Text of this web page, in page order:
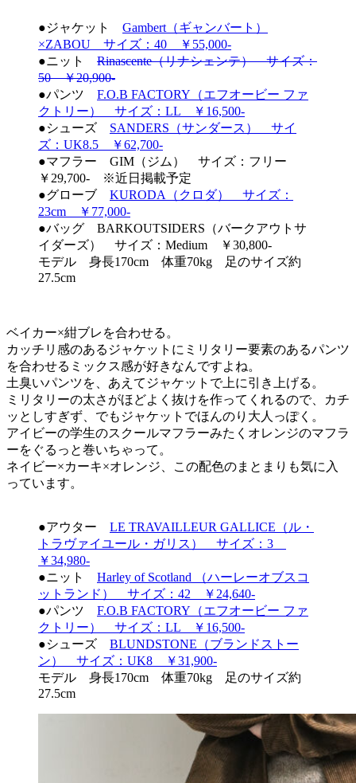
●ジャケット Gambert（ギャンバート）
×ZABOU サイズ：40 ￥55,000-
●ニット Rinascente（リナシェンテ） サイズ：
50 ￥20,900-
●パンツ F.O.B FACTORY（エフオービー ファ
クトリー） サイズ：LL ￥16,500-
●シューズ SANDERS（サンダース） サイ
ズ：UK8.5 ￥62,700-
●マフラー GIM（ジム） サイズ：フリー
￥29,700- ※近日掲載予定
●グローブ KURODA（クロダ） サイズ：
23cm ￥77,000-
●バッグ BARKOUTSIDERS（バークアウトサ
イダーズ） サイズ：Medium ￥30,800-
モデル 身長170cm 体重70kg 足のサイズ約
27.5cm
ベイカー×紺ブレを合わせる。
カッチリ感のあるジャケットにミリタリー要素のあるパンツ
を合わせるミックス感が好きなんですよね。
土臭いパンツを、あえてジャケットで上に引き上げる。
ミリタリーの太さがほどよく抜けを作ってくれるので、カチ
ッとしすぎず、でもジャケットでほんのり大人っぽく。
アイビーの学生のスクールマフラーみたくオレンジのマフラ
ーをぐるっと巻いちゃって。
ネイビー×カーキ×オレンジ、この配色のまとまりも気に入
っています。
●アウター LE TRAVAILLEUR GALLICE（ル・
トラヴァイユール・ガリス） サイズ：3
￥34,980-
●ニット Harley of Scotland （ハーレーオブスコ
ットランド） サイズ：42 ￥24,640-
●パンツ F.O.B FACTORY（エフオービー ファ
クトリー） サイズ：LL ￥16,500-
●シューズ BLUNDSTONE（ブランドストー
ン） サイズ：UK8 ￥31,900-
モデル 身長170cm 体重70kg 足のサイズ約
27.5cm